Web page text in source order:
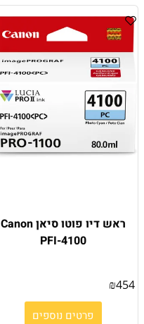
ראש דיו פוטו סיאן Canon
PFI-4100
₪454
פרטים נוספים